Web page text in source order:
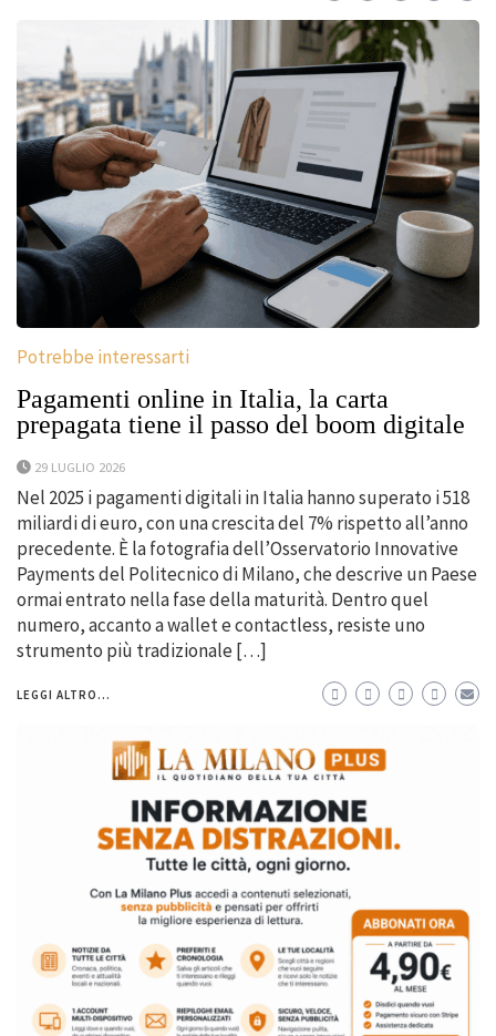
Potrebbe interessarti
Pagamenti online in Italia, la carta
prepagata tiene il passo del boom digitale
29 LUGLIO 2026
Nel 2025 i pagamenti digitali in Italia hanno superato i 518
miliardi di euro, con una crescita del 7% rispetto all’anno
precedente. È la fotografia dell’Osservatorio Innovative
Payments del Politecnico di Milano, che descrive un Paese
ormai entrato nella fase della maturità. Dentro quel
numero, accanto a wallet e contactless, resiste uno
strumento più tradizionale […]
LEGGI ALTRO...